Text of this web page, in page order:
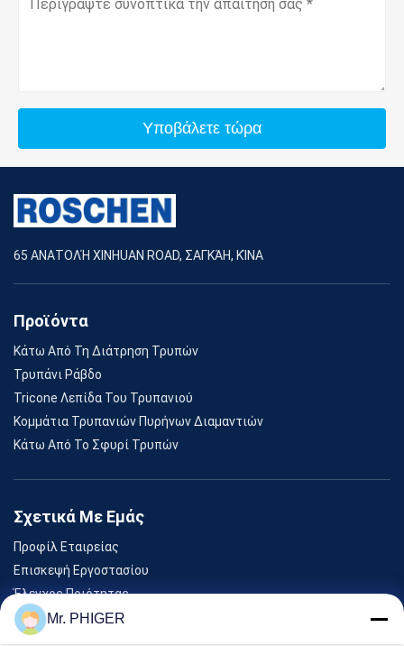
Υποβάλετε τώρα
65 ΑΝΑΤΟΛΉ XINHUAN ROAD, ΣΑΓΚΆΗ, ΚΊΝΑ
Προϊόντα
Κάτω Από Τη Διάτρηση Τρυπών
Τρυπάνι Ράβδο
Tricone Λεπίδα Του Τρυπανιού
Κομμάτια Τρυπανιών Πυρήνων Διαμαντιών
Κάτω Από Το Σφυρί Τρυπών
Σχετικά Με Εμάς
Προφίλ Εταιρείας
Επισκεψή Εργοστασίου
Έλεγχος Ποιότητας
SitemapMr. PHIGER